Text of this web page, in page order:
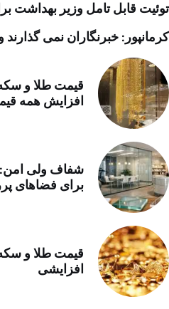
توئیت قابل تامل وزیر بهداشت
کرمانپور: خبرنگاران نمی گذارند
افزایش همه
شفاف ولی امن:
برای فضاهای
افزایشی